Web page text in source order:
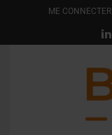
ME CONNECTER